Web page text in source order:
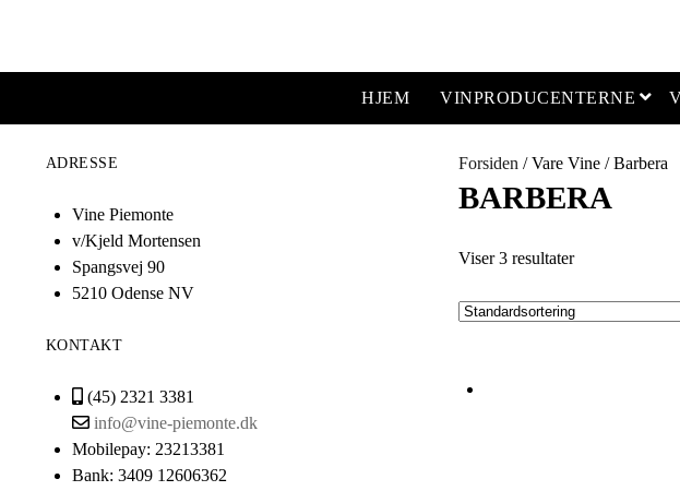
HJEM VINPRODUCENTERNE
Forsiden / Vare Vine / Barbera
BARBERA
Viser 3 resultater
ADRESSE
Vine Piemonte
v/Kjeld Mortensen
Spangsvej 90
5210 Odense NV
KONTAKT
(45) 2321 3381
info@vine-piemonte.dk
Mobilepay: 23213381
Bank: 3409 12606362